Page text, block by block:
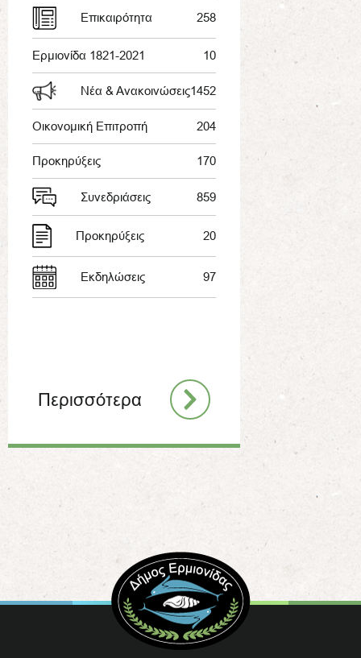
Επικαιρότητα 258
Ερμιονίδα 1821-2021 10
Νέα & Ανακοινώσεις1452
Οικονομική Επιτροπή 204
Προκηρύξεις 170
Συνεδριάσεις 859
Προκηρύξεις 20
Εκδηλώσεις 97
Περισσότερα